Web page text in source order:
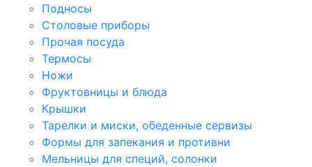
Подносы
Столовые приборы
Прочая посуда
Термосы
Ножи
Фруктовницы и блюда
Крышки
Тарелки и миски, обеденные сервизы
Формы для запекания и противни
Мельницы для специй, солонки